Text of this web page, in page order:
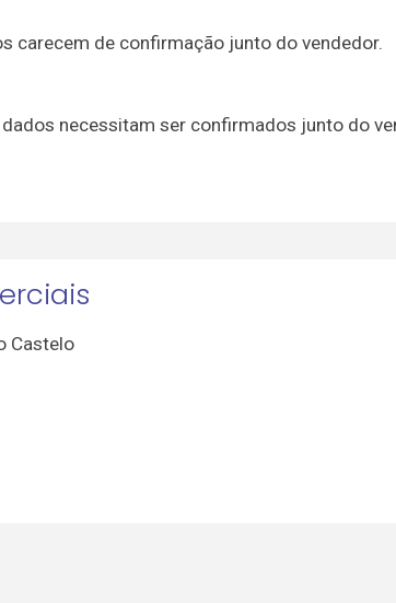
carecem de confirmação junto do vendedor.
necessitam ser confirmados junto do
Castelo